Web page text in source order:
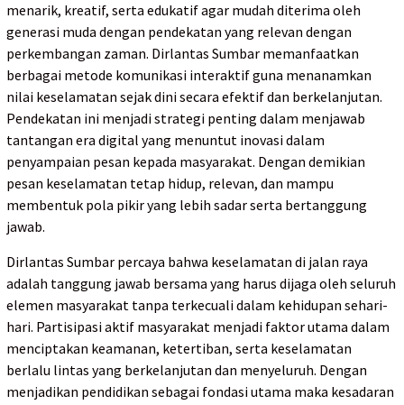
menarik, kreatif, serta edukatif agar mudah diterima oleh
generasi muda dengan pendekatan yang relevan dengan
perkembangan zaman. Dirlantas Sumbar memanfaatkan
berbagai metode komunikasi interaktif guna menanamkan
nilai keselamatan sejak dini secara efektif dan berkelanjutan.
Pendekatan ini menjadi strategi penting dalam menjawab
tantangan era digital yang menuntut inovasi dalam
penyampaian pesan kepada masyarakat. Dengan demikian
pesan keselamatan tetap hidup, relevan, dan mampu
membentuk pola pikir yang lebih sadar serta bertanggung
jawab.
Dirlantas Sumbar percaya bahwa keselamatan di jalan raya
adalah tanggung jawab bersama yang harus dijaga oleh seluruh
elemen masyarakat tanpa terkecuali dalam kehidupan sehari-
hari. Partisipasi aktif masyarakat menjadi faktor utama dalam
menciptakan keamanan, ketertiban, serta keselamatan
berlalu lintas yang berkelanjutan dan menyeluruh. Dengan
menjadikan pendidikan sebagai fondasi utama maka kesadaran